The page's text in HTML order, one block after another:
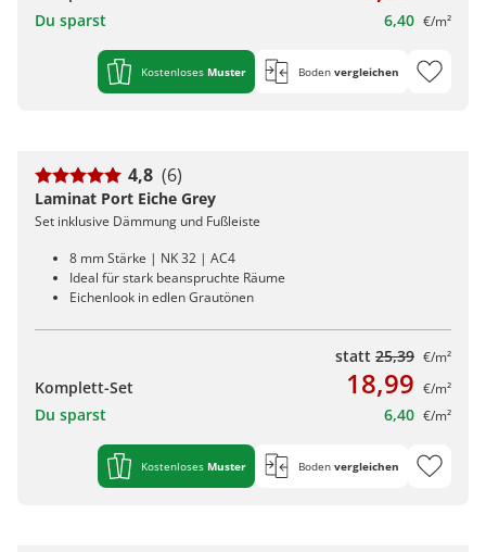
Du sparst 6,40 €/m²
Kostenloses Muster Boden vergleichen
4,8 (6)
Laminat Port Eiche Grey
Set inklusive Dämmung und Fußleiste
8 mm Stärke | NK 32 | AC4
Ideal für stark beanspruchte Räume
Eichenlook in edlen Grautönen
statt 25,39 €/m²
Komplett-Set 18,99 €/m²
Du sparst 6,40 €/m²
Kostenloses Muster Boden vergleichen